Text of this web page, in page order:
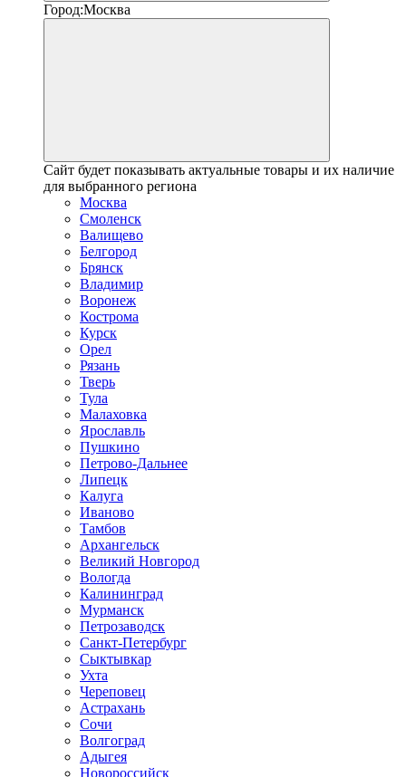
Город:Москва
Сайт будет показывать актуальные товары и их наличие
для выбранного региона
Москва
Смоленск
Валищево
Белгород
Брянск
Владимир
Воронеж
Кострома
Курск
Орел
Рязань
Тверь
Тула
Малаховка
Ярославль
Пушкино
Петрово-Дальнее
Липецк
Калуга
Иваново
Тамбов
Архангельск
Великий Новгород
Вологда
Калининград
Мурманск
Петрозаводск
Санкт-Петербург
Сыктывкар
Ухта
Череповец
Астрахань
Сочи
Волгоград
Адыгея
Новороссийск